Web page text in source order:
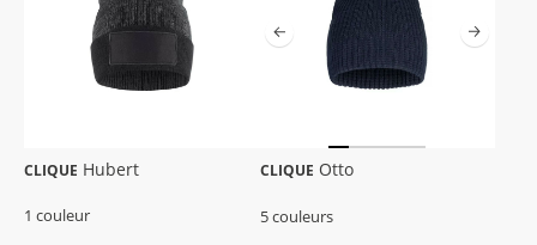
CLIQUE Hubert
1 couleur
CLIQUE Otto
5 couleurs